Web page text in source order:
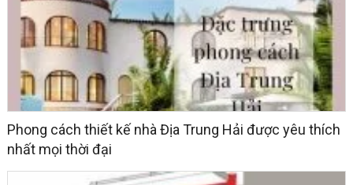
Phong cách thiết kế nhà Địa Trung Hải được yêu thích
nhất mọi thời đại